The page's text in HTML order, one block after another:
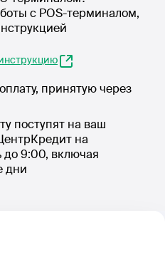
с POS-терминалом,
принятую через
поступят на ваш
на
9:00, включая
дни